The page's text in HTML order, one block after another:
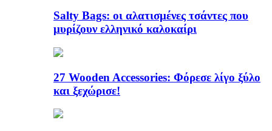
Salty Bags: οι αλατισμένες τσάντες που
μυρίζουν ελληνικό καλοκαίρι
27 Wooden Accessories: Φόρεσε λίγο ξύλο
και ξεχώρισε!